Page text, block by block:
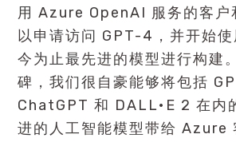
用 Azure OpenAI 服务的客户
以申请访问 GPT-4，并开始
今为止最先进的模型进行构建
碑，我们很自豪能够将包括
ChatGPT 和 DALL•E 2 在内
进的人工智能模型带给 Azure